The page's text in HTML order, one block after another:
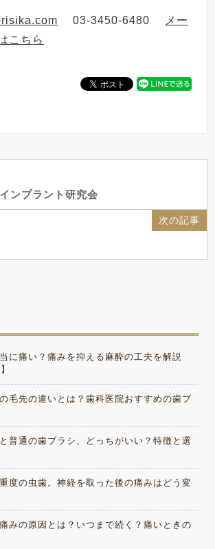
03-3450-6480
メー
こちら
ンプラント研究会
次の記事
に痛い？痛みを抑える麻酔の工夫を解説
毛先の違いとは？歯科医院おすすめの歯ブ
普通の歯ブラシ、どっちがいい？特徴と選
度の虫歯。神経を取った後の痛みはどう変
みの原因とは？いつまで続く？痛いときの